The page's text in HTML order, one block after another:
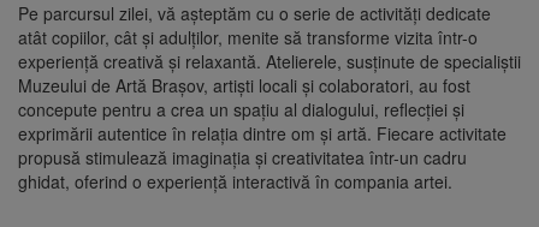
Pe parcursul zilei, vă așteptăm cu o serie de activități dedicate
atât copiilor, cât și adulților, menite să transforme vizita într-o
experiență creativă și relaxantă. Atelierele, susținute de specialiștii
Muzeului de Artă Brașov, artiști locali și colaboratori, au fost
concepute pentru a crea un spațiu al dialogului, reflecției și
exprimării autentice în relația dintre om și artă. Fiecare activitate
propusă stimulează imaginația și creativitatea într-un cadru
ghidat, oferind o experiență interactivă în compania artei.